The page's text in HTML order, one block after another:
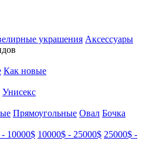
украшения Аксессуары
Как новые
Унисекс
Прямоугольные Овал Бочка
- 10000$ 10000$ - 25000$ 25000$ -